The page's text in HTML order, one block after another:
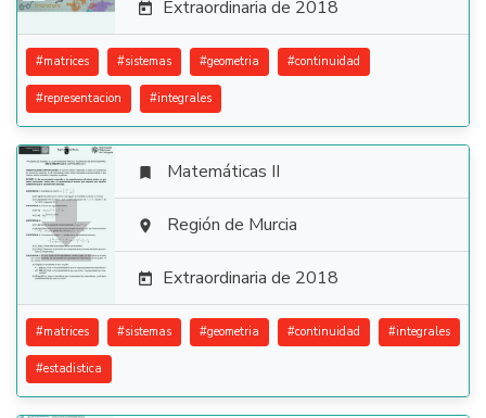
 Extraordinaria de 2018
#matrices #sistemas #geometria #continuidad
#representacion #integrales

 Matemáticas II
 Región de Murcia
 Extraordinaria de 2018
#matrices #sistemas #geometria #continuidad #integrales
#estadistica